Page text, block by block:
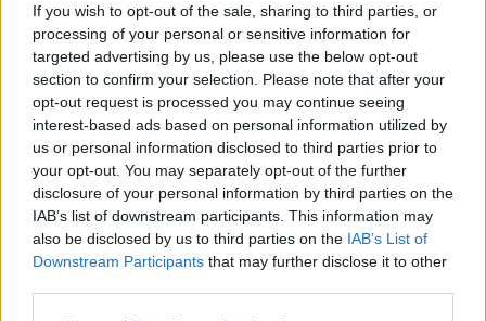
If you wish to opt-out of the sale, sharing to third parties, or
processing of your personal or sensitive information for
targeted advertising by us, please use the below opt-out
section to confirm your selection. Please note that after your
opt-out request is processed you may continue seeing
interest-based ads based on personal information utilized by
us or personal information disclosed to third parties prior to
your opt-out. You may separately opt-out of the further
disclosure of your personal information by third parties on the
IAB’s list of downstream participants. This information may
also be disclosed by us to third parties on the IAB’s List of
Downstream Participants that may further disclose it to other
ΠΟΕΔΗΝ: «Βόμβα» για το ΕΣΥ οι 527 κενές
θέσεις στις σχολές Νοσηλευτικής – Το 34%